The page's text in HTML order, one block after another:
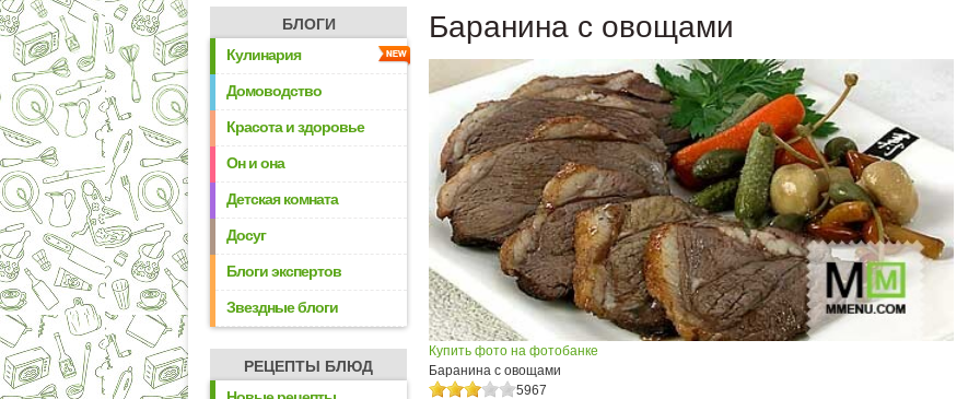
БЛОГИ
Кулинария
Домоводство
Красота и здоровье
Он и она
Детская комната
Досуг
Блоги экспертов
Звездные блоги
РЕЦЕПТЫ БЛЮД
Баранина с овощами
Купить фото на фотобанке
Баранина с овощами
5967